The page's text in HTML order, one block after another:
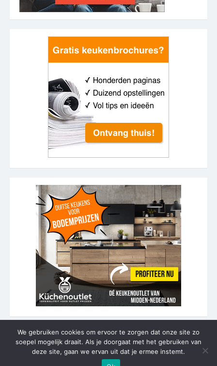
© 2026 Keukenrenovatie kosten
Aangedreven door WordPress /
We gebruiken cookies om ervoor te zorgen dat onze site zo
soepel mogelijk draait. Als je doorgaat met het gebruiken van
deze site, gaan we ervan uit dat je ermee instemt.